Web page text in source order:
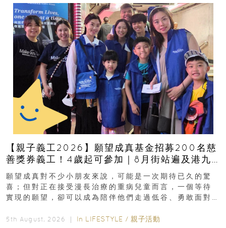
【親子義工2026】願望成真基金招募200名慈
善獎券義工！4歲起可參加｜8月街站遍及港九
新界
願望成真對不少小朋友來說，可能是一次期待已久的驚
喜；但對正在接受漫長治療的重病兒童而言，一個等待
實現的願望，卻可以成為陪伴他們走過低谷、勇敢面對
5th August, 2026 ｜ In LIFESTYLE / 親子活動